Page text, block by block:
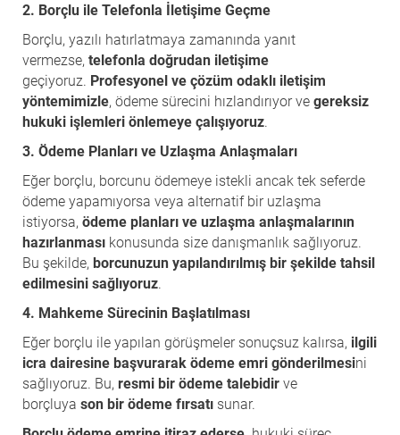
2. Borçlu ile Telefonla İletişime Geçme
Borçlu, yazılı hatırlatmaya zamanında yanıt
vermezse, telefonla doğrudan iletişime
geçiyoruz. Profesyonel ve çözüm odaklı iletişim
yöntemimizle, ödeme sürecini hızlandırıyor ve gereksiz
hukuki işlemleri önlemeye çalışıyoruz.
3. Ödeme Planları ve Uzlaşma Anlaşmaları
Eğer borçlu, borcunu ödemeye istekli ancak tek seferde
ödeme yapamıyorsa veya alternatif bir uzlaşma
istiyorsa, ödeme planları ve uzlaşma anlaşmalarının
hazırlanması konusunda size danışmanlık sağlıyoruz.
Bu şekilde, borcunuzun yapılandırılmış bir şekilde tahsil
edilmesini sağlıyoruz.
4. Mahkeme Sürecinin Başlatılması
Eğer borçlu ile yapılan görüşmeler sonuçsuz kalırsa, ilgili
icra dairesine başvurarak ödeme emri gönderilmesini
sağlıyoruz. Bu, resmi bir ödeme talebidir ve
borçluya son bir ödeme fırsatı sunar.